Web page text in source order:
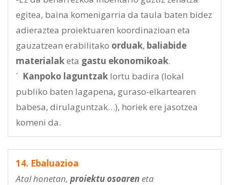
egitea, baina komenigarria da taula baten bidez
adieraztea proiektuaren koordinazioan eta
gauzatzean erabilitako orduak, baliabide
materialaketa gastu ekonomikoak.
´ Kanpoko laguntzak lortu badira (lokal
publiko baten lagapena, guraso-elkartearen
babesa, dirulaguntzak…), horiek ere jasotzea
komeni da.
14. Ebaluazioa
Atal honetan, proiektu osoaren eta